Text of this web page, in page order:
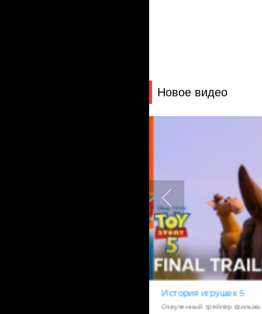
Новое видео
История игрушек 5
Озвученный трейлер фильма.